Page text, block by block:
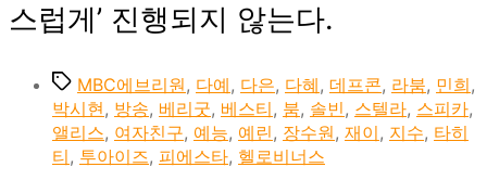
스럽게’ 진행되지 않는다.
TagsMBC에브리원, 다예, 다은, 다혜, 데프콘, 라붐, 민희,
박시현, 방송, 베리굿, 베스티, 붐, 솔빈, 스텔라, 스피카,
앨리스, 여자친구, 예능, 예린, 장수원, 재이, 지수, 타히
티, 투아이즈, 피에스타, 헬로비너스